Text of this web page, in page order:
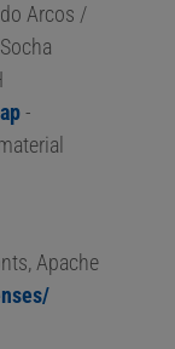
Arcos /
-
Apache